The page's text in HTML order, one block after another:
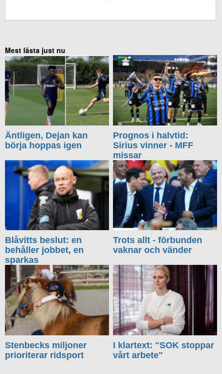
Mest lästa just nu
Äntligen, Dejan kan
börja hoppas igen
Prognos i halvtid:
Sirius vinner - MFF
missar
Blåvitts beslut: en
behåller jobbet, en
sparkas
Trots allt - förbunden
vaknar och vänder
Stenbecks miljoner
prioriterar ridsport
I klartext: "SOK stoppar
vårt arbete"